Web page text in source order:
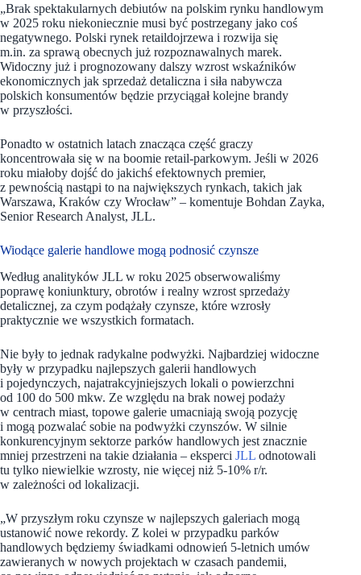
„Brak spektakularnych debiutów na polskim rynku handlowym
w 2025 roku niekoniecznie musi być postrzegany jako coś
negatywnego. Polski rynek retaildojrzewa i rozwija się
m.in. za sprawą obecnych już rozpoznawalnych marek.
Widoczny już i prognozowany dalszy wzrost wskaźników
ekonomicznych jak sprzedaż detaliczna i siła nabywcza
polskich konsumentów będzie przyciągał kolejne brandy
w przyszłości.
Ponadto w ostatnich latach znacząca część graczy
koncentrowała się w na boomie retail-parkowym. Jeśli w 2026
roku miałoby dojść do jakichś efektownych premier,
z pewnością nastąpi to na największych rynkach, takich jak
Warszawa, Kraków czy Wrocław” – komentuje Bohdan Zayka,
Senior Research Analyst, JLL.
Wiodące galerie handlowe mogą podnosić czynsze
Według analityków JLL w roku 2025 obserwowaliśmy
poprawę koniunktury, obrotów i realny wzrost sprzedaży
detalicznej, za czym podążały czynsze, które wzrosły
praktycznie we wszystkich formatach.
Nie były to jednak radykalne podwyżki. Najbardziej widoczne
były w przypadku najlepszych galerii handlowych
i pojedynczych, najatrakcyjniejszych lokali o powierzchni
od 100 do 500 mkw. Ze względu na brak nowej podaży
w centrach miast, topowe galerie umacniają swoją pozycję
i mogą pozwalać sobie na podwyżki czynszów. W silnie
konkurencyjnym sektorze parków handlowych jest znacznie
mniej przestrzeni na takie działania – eksperci JLL odnotowali
tu tylko niewielkie wzrosty, nie więcej niż 5-10% r/r.
w zależności od lokalizacji.
„W przyszłym roku czynsze w najlepszych galeriach mogą
ustanowić nowe rekordy. Z kolei w przypadku parków
handlowych będziemy świadkami odnowień 5-letnich umów
zawieranych w nowych projektach w czasach pandemii,